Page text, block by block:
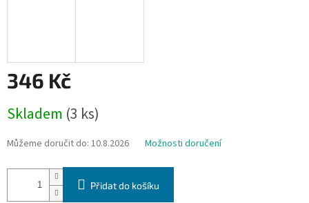
346 Kč
cena:
Skladem (3 ks)
Můžeme doručit do: 10.8.2026 Možnosti doručení
Přidat do košíku